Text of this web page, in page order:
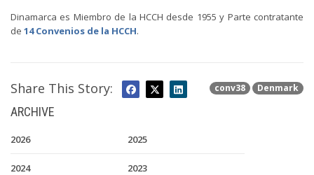
Dinamarca es Miembro de la HCCH desde 1955 y Parte contratante
de 14 Convenios de la HCCH.
conv38 Denmark
Share This Story:
ARCHIVE
2026 2025
2024 2023